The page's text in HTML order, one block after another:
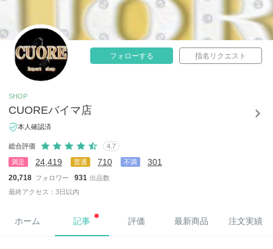
フォローする 指名リクエスト
SHOP
CUOREバイマ店
本人確認済
総合評価 4.7
満足 24,419 普通 710 不満 301
20,718 フォロワー 931 出品数
最終アクセス：3日以内
ホーム 記事 評価 最新商品 注文実績